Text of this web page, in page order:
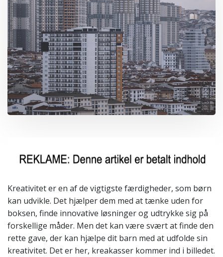
Kreativitet er en af de vigtigste færdigheder, som børn
kan udvikle. Det hjælper dem med at tænke uden for
boksen, finde innovative løsninger og udtrykke sig på
forskellige måder. Men det kan være svært at finde den
rette gave, der kan hjælpe dit barn med at udfolde sin
kreativitet. Det er her, kreakasser kommer ind i billedet.